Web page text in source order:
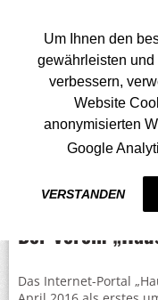
Um Ihnen den
gewährleisten und
verbessern,
Website
anonymisierten
Google
VERSTANDEN
Der Verein
Das Internet-Portal